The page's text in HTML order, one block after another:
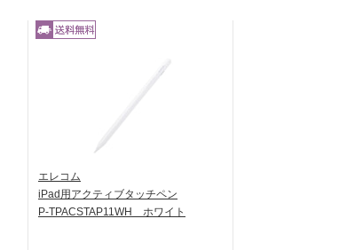
エレコム
iPad用アクティブタッチペン
P-TPACSTAP11WH ホワイト